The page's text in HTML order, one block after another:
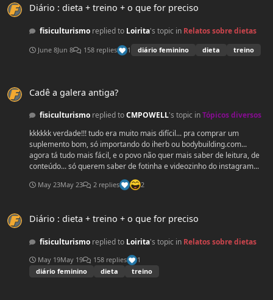
Diário : dieta + treino + o que for preciso
fisiculturismo replied to Loirita's topic in Relatos sobre dietas
June 8Jun 8 158 replies 1 diário feminino dieta treino
Cadê a galera antiga?
fisiculturismo replied toCMPOWELL's topic inTópicos diversos
kkkkkk verdade!!! tudo era muito mais difícil... pra comprar um
suplemento bom, só importando do iherb ou bodybuilding.com...
agora tá tudo mais fácil, e o povo não quer mais saber de leitura, de
conteúdo... só querem saber de fotinha e videozinho do instagram...
May 23May 23 2 replies 2
Diário : dieta + treino + o que for preciso
fisiculturismo replied to Loirita's topic in Relatos sobre dietas
May 19May 19 158 replies
1
diário feminino
dieta treino